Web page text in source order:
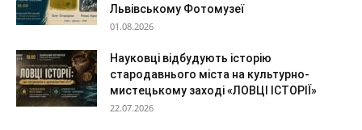
Львівському Фотомузеї
01.08.2026
Науковці відбудують історію
стародавнього міста на культурно-
мистецькому заході «ЛОВЦІ ІСТОРІЇ»
22.07.2026